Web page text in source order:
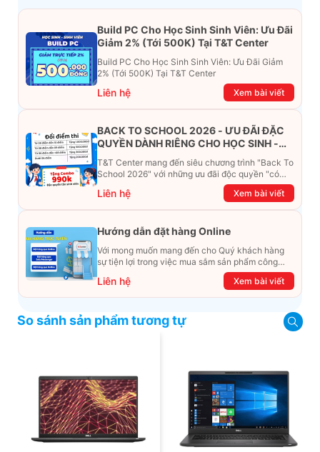
Build PC Cho Học Sinh Sinh Viên: Ưu Đãi
Giảm 2% (Tới 500K) Tại T&T Center
Build PC Cho Học Sinh Sinh Viên: Ưu Đãi Giảm
2% (Tới 500K) Tại T&T Center
Liên hệ Xem bài viết
BACK TO SCHOOL 2026 - ƯU ĐÃI ĐẶC
QUYỀN DÀNH RIÊNG CHO HỌC SINH -
T&T Center mang đến siêu chương trình "Back To
School 2026" với những ưu đãi độc quyền "có
một không hai". Đừng để chiếc ví phải "ét-ô-ét",
cùng khám phá ngay ưu đãi siêu khủng dưới đây
nhé!
Liên hệ Xem bài viết
Hướng dẫn đặt hàng Online
Với mong muốn mang đến cho Quý khách hàng
sự tiện lợi trong việc mua sắm sản phẩm công
nghệ từ xa. Trong bài viết này, T&T Center sẽ
hướng dẫn chi tiết cách mua hàng trực tuyến qua
các kênh online Website, Zalo, Messenger và
dễ dàng và nhanh chóng nhất. Cùng xem ngay
Liên hệ Xem bài viết
So sánh sản phẩm tương tự